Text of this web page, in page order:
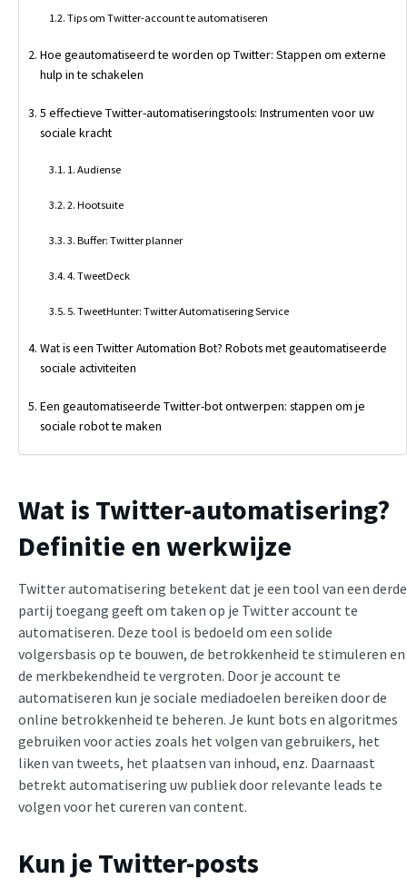
Tips om Twitter-account te automatiseren
Hoe geautomatiseerd te worden op Twitter: Stappen om externe
hulp in te schakelen
5 effectieve Twitter-automatiseringstools: Instrumenten voor uw
sociale kracht
1. Audiense
2. Hootsuite
3. Buffer: Twitter planner
4. TweetDeck
5. TweetHunter: Twitter Automatisering Service
Wat is een Twitter Automation Bot? Robots met geautomatiseerde
sociale activiteiten
Een geautomatiseerde Twitter-bot ontwerpen: stappen om je
sociale robot te maken
Wat is Twitter-automatisering?
Definitie en werkwijze
Twitter automatisering betekent dat je een tool van een derde
partij toegang geeft om taken op je Twitter account te
automatiseren. Deze tool is bedoeld om een solide
volgersbasis op te bouwen, de betrokkenheid te stimuleren en
de merkbekendheid te vergroten. Door je account te
automatiseren kun je sociale mediadoelen bereiken door de
online betrokkenheid te beheren. Je kunt bots en algoritmes
gebruiken voor acties zoals het volgen van gebruikers, het
liken van tweets, het plaatsen van inhoud, enz. Daarnaast
betrekt automatisering uw publiek door relevante leads te
volgen voor het cureren van content.
Kun je Twitter-posts